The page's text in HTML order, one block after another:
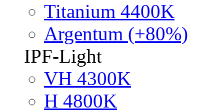
Titanium 4400K
Argentum (+80%)
IPF-Light
VH 4300K
H 4800K